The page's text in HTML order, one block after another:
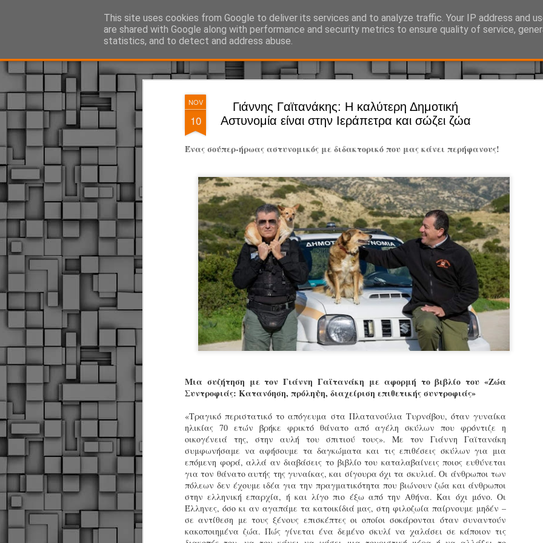
NOV
10
Γιάννης Γαϊτανάκης: Η καλύτερη Δημοτική
Αστυνομία είναι στην Ιεράπετρα και σώζει ζώα
Ένας σούπερ-ήρωας αστυνομικός με διδακτορικό που μας κάνει περήφανους!
Μια συζήτηση με τον Γιάννη Γαϊτανάκη με αφορμή το βιβλίο του «Ζώα
Συντροφιάς: Κατανόηση, πρόληψη, διαχείριση επιθετικής συντροφιάς»
«Τραγικό περιστατικό το απόγευμα στα Πλατανούλια Τυρνάβου, όταν γυναίκα
ηλικίας 70 ετών βρήκε φρικτό θάνατο από αγέλη σκύλων που φρόντιζε η
οικογένειά της, στην αυλή του σπιτιού τους». Με τον Γιάννη Γαϊτανάκη
συμφωνήσαμε να αφήσουμε τα δαγκώματα και τις επιθέσεις σκύλων για μια
επόμενη φορά, αλλά αν διαβάσεις το βιβλίο του καταλαβαίνεις ποιος ευθύνεται
για τον θάνατο αυτής της γυναίκας, και σίγουρα όχι τα σκυλιά. Οι άνθρωποι των
πόλεων δεν έχουμε ιδέα για την πραγματικότητα που βιώνουν ζώα και άνθρωποι
στην ελληνική επαρχία, ή και λίγο πιο έξω από την Αθήνα. Και όχι μόνο. Οι
Έλληνες, όσο κι αν αγαπάμε τα κατοικίδιά μας, στη φιλοζωία παίρνουμε μηδέν –
σε αντίθεση με τους ξένους επισκέπτες οι οποίοι σοκάρονται όταν συναντούν
κακοποιημένα ζώα. Πώς γίνεται ένα δεμένο σκυλί να χαλάσει σε κάποιον τις
This site uses cookies from Google to deliver its services and to analyze traffic. Your IP address and
are shared with Google along with performance and security metrics to ensure quality of service,
statistics, and to detect and address abuse.
ΔΗΜΟΤΙΚΗ ΑΣΤΥΝΟΜΙΑ, τα νέα! Ό, τι συμβαίνει γύρω από τη Δημοτική Αστυνομία, την τοπική
JUL
29
Ξεκινά επίσημα η
Η Δημοτική Αστυνομία
καθώς από την 1η
επιχειρησιακή
παρουσία του Δήμου
χώρους.
Η νέα υπηρεσία θα
εκπαιδευμένους
ήδη ολοκληρώσει την
είναι έτοιμοι να
Στο πλαίσιο της
ολοκαίνουργια
τις περιπολίες και τις
JUN
Δήμος Κοζάνης :
Αναμνηστικά
JUN
Απολογισμός των
ελέγχων σε ιδιοκτήτες
JUN
Δημοτική Αστυνομία
Θεσσαλονίκης: Ένταση